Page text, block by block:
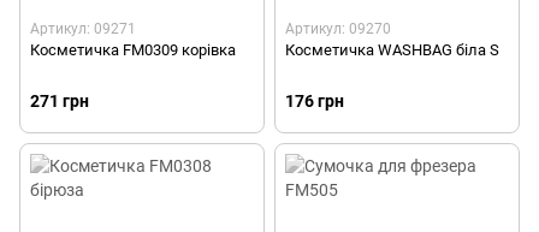
Артикул: 09271
Косметичка FM0309 корівка
271 грн
Артикул: 09270
Косметичка WASHBAG біла S
176 грн